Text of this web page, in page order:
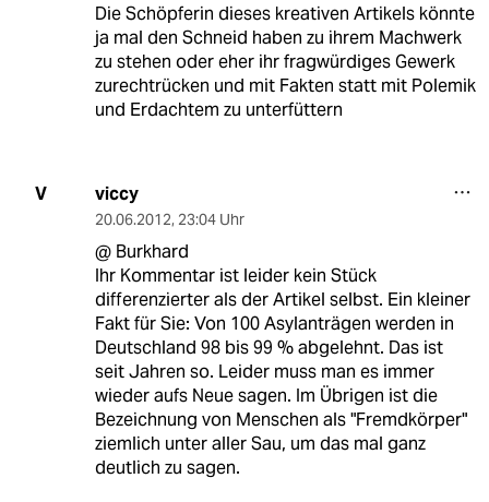
Die Schöpferin dieses kreativen Artikels könnte
ja mal den Schneid haben zu ihrem Machwerk
zu stehen oder eher ihr fragwürdiges Gewerk
zurechtrücken und mit Fakten statt mit Polemik
und Erdachtem zu unterfüttern
V viccy
20.06.2012, 23:04 Uhr
@ Burkhard
Ihr Kommentar ist leider kein Stück
differenzierter als der Artikel selbst. Ein kleiner
Fakt für Sie: Von 100 Asylanträgen werden in
Deutschland 98 bis 99 % abgelehnt. Das ist
seit Jahren so. Leider muss man es immer
wieder aufs Neue sagen. Im Übrigen ist die
Bezeichnung von Menschen als "Fremdkörper"
ziemlich unter aller Sau, um das mal ganz
deutlich zu sagen.